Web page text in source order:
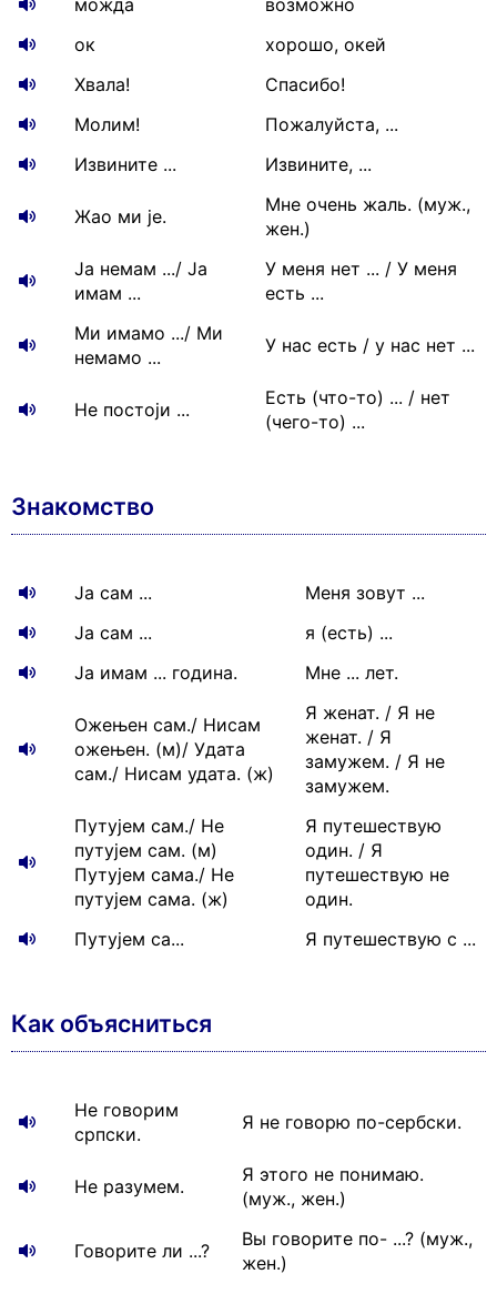
можда
возможно
ок
хорошо, окей
Хвала!
Спасибо!
Молим!
Пожалуйста, ...
Извините ...
Извините, ...
Жао ми је.
Мне очень жаль. (муж.,
жен.)
Ја немам .../ Ја
имам ...
У меня нет ... / У меня
есть ...
Ми имамо .../ Ми
немамо ...
У нас есть / у нас нет ...
Не постоји ...
Есть (что-то) ... / нет
(чего-то) ...
Знакомство
Ја сам ...
Меня зовут ...
Ја сам ...
я (есть) ...
Ја имам ... година.
Мне ... лет.
Ожењен сам./ Нисам
ожењен. (м)/ Удата
сам./ Нисам удата. (ж)
Я женат. / Я не
женат. / Я
замужем. / Я не
замужем.
Путујем сам./ Не
путујем сам. (м)
Путујем сама./ Не
путујем сама. (ж)
Я путешествую
один. / Я
путешествую не
один.
Путујем са...
Я путешествую с ...
Как объясниться
Не говорим
српски.
Я не говорю по-сербски.
Не разумем.
Я этого не понимаю.
(муж., жен.)
Говорите ли ...?
Вы говорите по- ...? (муж.,
жен.)